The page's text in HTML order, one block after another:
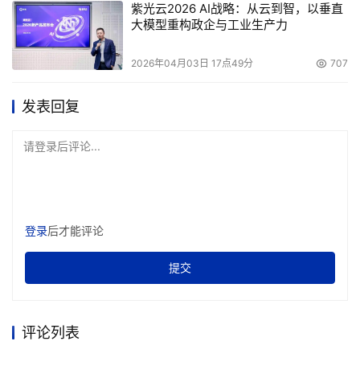
紫光云2026 AI战略：从云到智，以垂直
大模型重构政企与工业生产力
2026年04月03日 17点49分 707
发表回复
请登录后评论...
登录后才能评论
提交
评论列表